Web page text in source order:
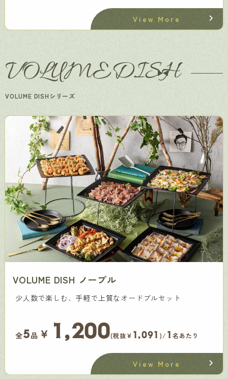
View More
VOLUMEDISH
VOLUME DISHシリーズ
VOLUME DISH ノーブル
少人数で楽しむ、手軽で上質なオードブルセット
全5品 ￥ 1,200(税抜¥ 1,091 )/ 1 名あたり
View More